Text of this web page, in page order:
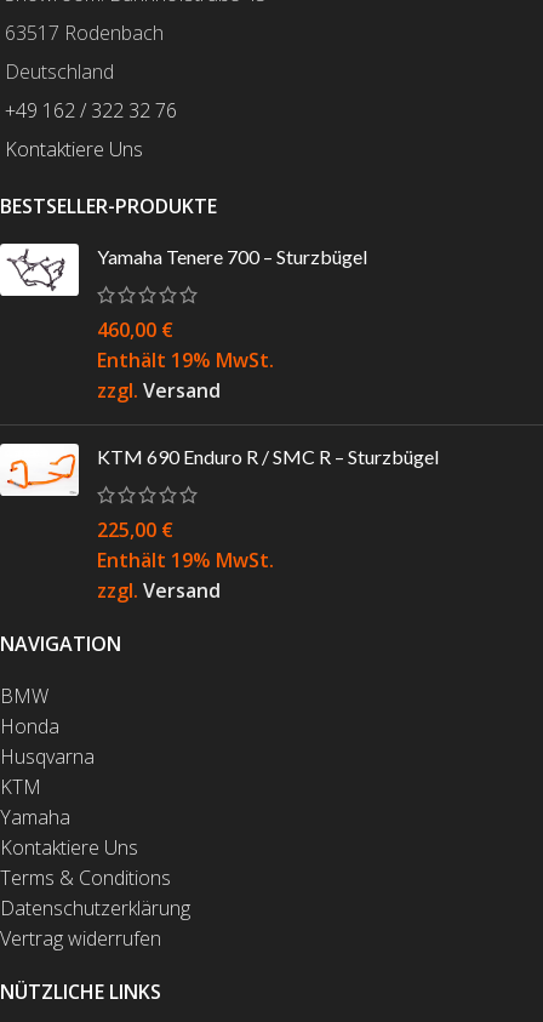
63517 Rodenbach
Deutschland
+49 162 / 322 32 76
Kontaktiere Uns
BESTSELLER-PRODUKTE
Yamaha Tenere 700 – Sturzbügel
460,00 €
Enthält 19% MwSt.
zzgl. Versand
KTM 690 Enduro R / SMC R – Sturzbügel
225,00 €
Enthält 19% MwSt.
zzgl. Versand
NAVIGATION
BMW
Honda
Husqvarna
KTM
Yamaha
Kontaktiere Uns
Terms & Conditions
Datenschutzerklärung
Vertrag widerrufen
NÜTZLICHE LINKS